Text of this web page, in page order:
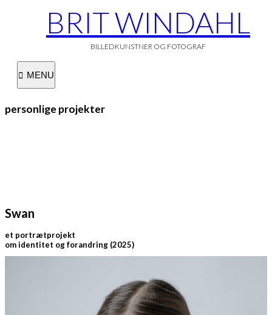
BRIT WINDAHL
BILLEDKUNSTNER OG FOTOGRAF
MENU
personlige projekter
Swan
et portrætprojekt
om identitet og forandring (2025)